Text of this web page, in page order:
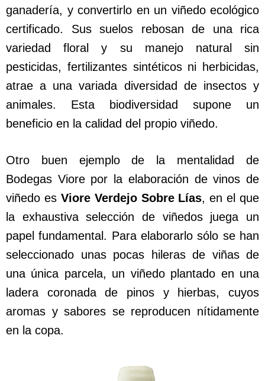
ganadería, y convertirlo en un viñedo ecológico
certificado. Sus suelos rebosan de una rica
variedad floral y su manejo natural sin
pesticidas, fertilizantes sintéticos ni herbicidas,
atrae a una variada diversidad de insectos y
animales. Esta biodiversidad supone un
beneficio en la calidad del propio viñedo.
Otro buen ejemplo de la mentalidad de
Bodegas Viore por la elaboración de vinos de
viñedo es Viore Verdejo Sobre Lías, en el que
la exhaustiva selección de viñedos juega un
papel fundamental. Para elaborarlo sólo se han
seleccionado unas pocas hileras de viñas de
una única parcela, un viñedo plantado en una
ladera coronada de pinos y hierbas, cuyos
aromas y sabores se reproducen nítidamente
en la copa.